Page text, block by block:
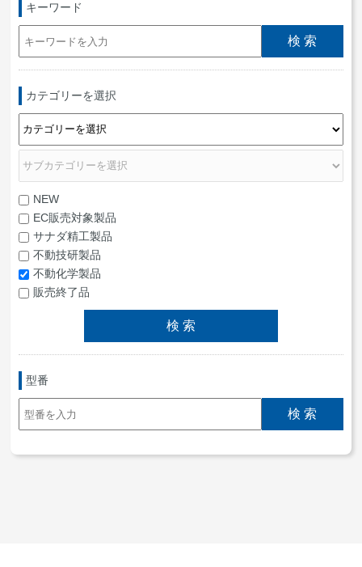
キーワード
カテゴリーを選択
NEW
EC販売対象製品
サナダ精工製品
不動技研製品
不動化学製品
販売終了品
型番